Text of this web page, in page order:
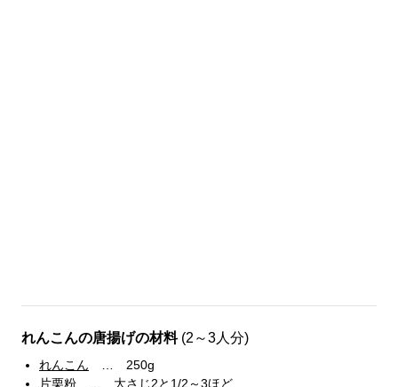
れんこんの唐揚げの材料 (2～3人分)
れんこん … 250g
片栗粉 … 大さじ2と1/2～3ほど